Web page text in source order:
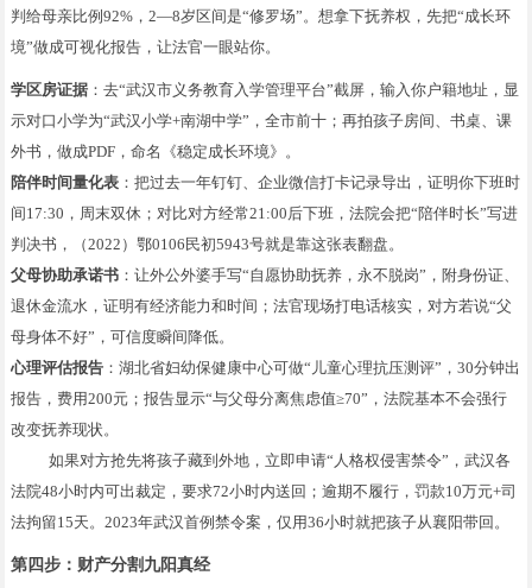
判给母亲比例92%，2—8岁区间是“修罗场”。想拿下抚养权，先把“成长环
境”做成可视化报告，让法官一眼站你。
学区房证据 ：去“武汉市义务教育入学管理平台”截屏，输入你户籍地址，显
示对口小学为“武汉小学+南湖中学”，全市前十；再拍孩子房间、书桌、课
外书，做成PDF，命名《稳定成长环境》。
陪伴时间量化表 ：把过去一年钉钉、企业微信打卡记录导出，证明你下班时
间17:30，周末双休；对比对方经常21:00后下班，法院会把“陪伴时长”写进
判决书，（2022）鄂0106民初5943号就是靠这张表翻盘。
父母协助承诺书 ：让外公外婆手写“自愿协助抚养，永不脱岗”，附身份证、
退休金流水，证明有经济能力和时间；法官现场打电话核实，对方若说“父
母身体不好”，可信度瞬间降低。
心理评估报告 ：湖北省妇幼保健康中心可做“儿童心理抗压测评”，30分钟出
报告，费用200元；报告显示“与父母分离焦虑值≥70”，法院基本不会强行
改变抚养现状。
如果对方抢先将孩子藏到外地，立即申请“人格权侵害禁令”，武汉各
法院48小时内可出裁定，要求72小时内送回；逾期不履行，罚款10万元+司
法拘留15天。2023年武汉首例禁令案，仅用36小时就把孩子从襄阳带回。
第四步：财产分割九阳真经